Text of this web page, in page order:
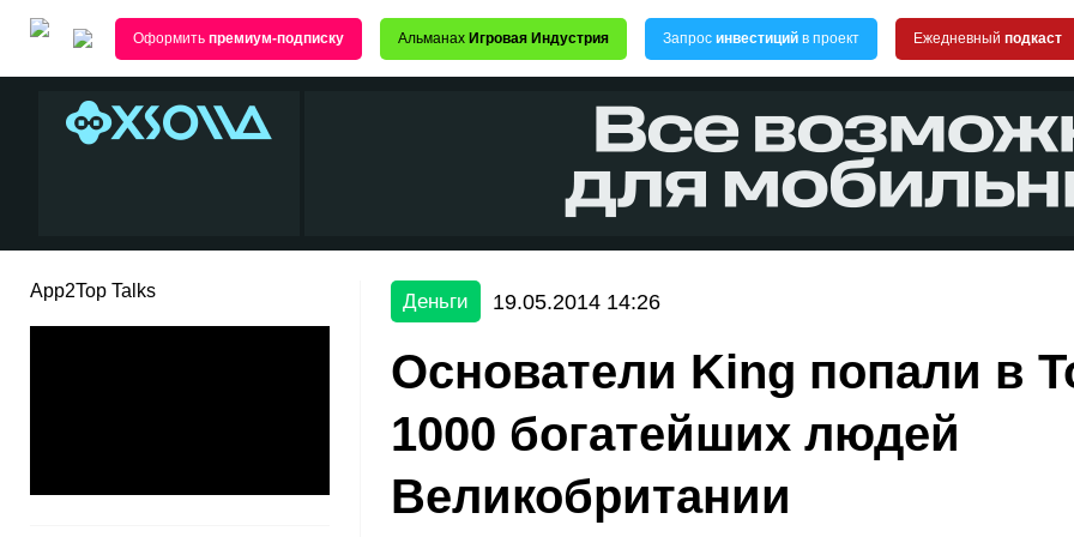
Оформить премиум-подписку Альманах Игровая Индустрия Запрос инвестиций в проект Ежедневный подкаст
App2Top Talks Деньги 19.05.2014 14:26
Основатели King попали в
1000 богатейших людей
Великобритании